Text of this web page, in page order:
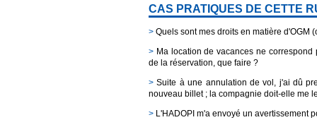
CAS PRATIQUES DE CETTE
> Quels sont mes droits en matière d'OGM
> Ma location de vacances ne
de la réservation, que faire ?
> Suite à une annulation de vol, j'ai dû
nouveau billet ; la compagnie doit-elle me
> L'HADOPI m'a envoyé un avertissement